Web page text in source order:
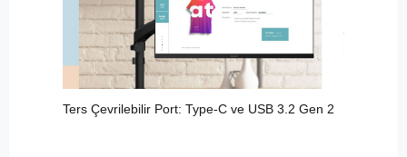
Ters Çevrilebilir Port: Type-C ve USB 3.2 Gen 2